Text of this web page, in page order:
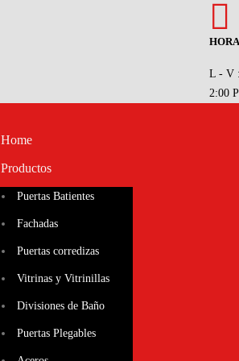
L - V
2:00
Home
Productos
Puertas Batientes
Fachadas
Puertas corredizas
Vitrinas y Vitrinillas
Divisiones de Baño
Puertas Plegables